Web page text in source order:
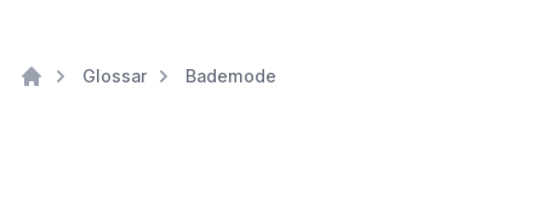
Glossar Bademode